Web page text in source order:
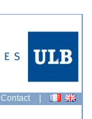
Contact |